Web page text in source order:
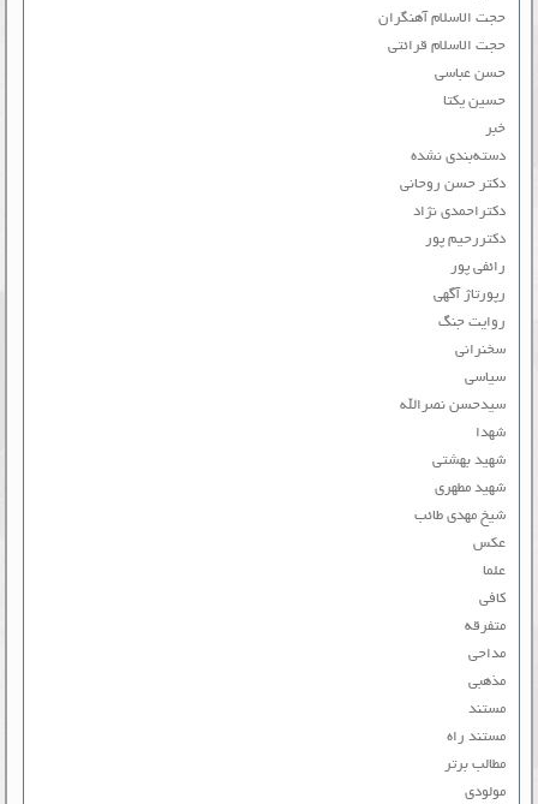
حجت الاسلام آهنگران
حجت الاسلام قرائتی
حسن عباسی
حسین یکتا
خبر
دسته‌بندی نشده
دکتر حسن روحانی
دکتراحمدی نژاد
دکتررحیم پور
رائفی پور
رپورتاژ آگهی
روایت جنگ
سخنرانی
سیاسی
سیدحسن نصرالله
شهدا
شهید بهشتی
شهید مطهری
شیخ مهدی طائب
عکس
علما
کافی
متفرقه
مداحی
مذهبی
مستند
مستند راه
مطالب برتر
مولودی